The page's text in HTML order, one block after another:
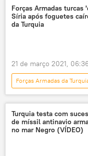
Aleppo
Forças
Frente al-Nusra
Forças Armadas turcas
Síria após foguetes
da Turquia
21 de março 2021,
Forças Armadas da
Mundo
Notícias
Forças Armadas
YPG
Unidades
Unidades Populares de
Turquia testa com
de míssil antinavio
no mar Negro (VÍDEO)